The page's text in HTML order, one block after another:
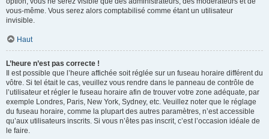
vous-même. Vous serez alors comptabilisé comme étant un utilisateur
invisible.
Haut
L’heure n’est pas correcte !
Il est possible que l’heure affichée soit réglée sur un fuseau horaire différent du
vôtre. Si tel était le cas, veuillez vous rendre dans le panneau de contrôle de
l’utilisateur et régler le fuseau horaire afin de trouver votre zone adéquate, par
exemple Londres, Paris, New York, Sydney, etc. Veuillez noter que le réglage
du fuseau horaire, comme la plupart des autres paramètres, n’est accessible
qu’aux utilisateurs inscrits. Si vous n’êtes pas inscrit, c’est l’occasion idéale de
le faire.